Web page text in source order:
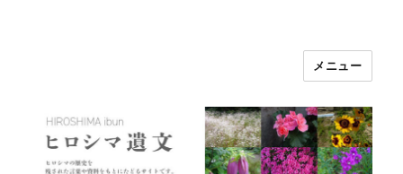
メニュー